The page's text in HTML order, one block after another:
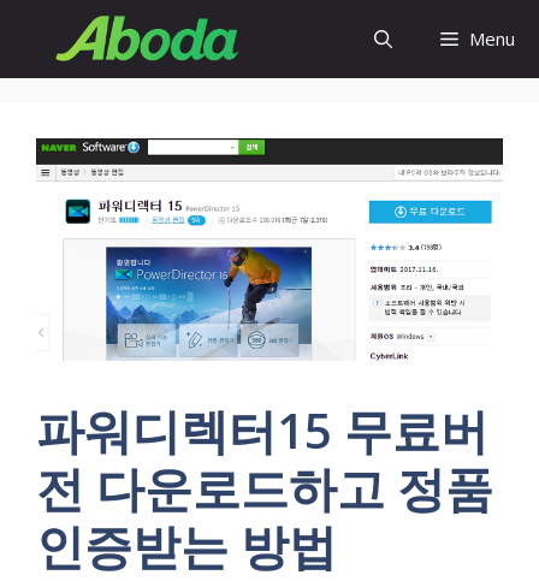
content
Menu
파워디렉터15 무료버
전 다운로드하고 정품
인증받는 방법